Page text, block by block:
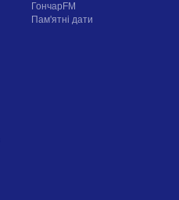
ГончарFM
Пам'ятні дати